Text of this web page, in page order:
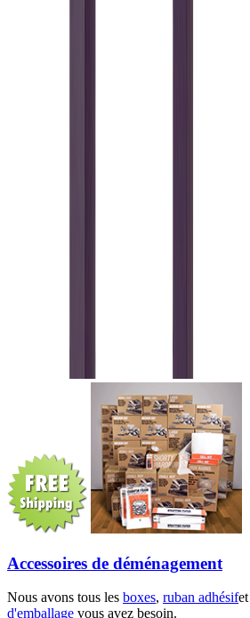
Accessoires de déménagement
Nous avons tous les boxes, ruban adhésifet
d'emballage vous avez besoin.